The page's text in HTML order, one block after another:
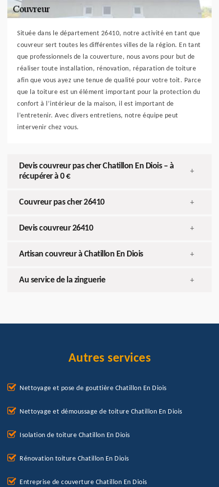
Située dans le département 26410, notre activité en tant que
couvreur sert toutes les différentes villes de la région. En tant
que professionnels de la couverture, nous avons pour but de
réaliser toute installation, rénovation, réparation de toiture
afin que vous ayez une tenue de qualité pour votre toit. Parce
que la toiture est un élément important pour la protection du
confort à l’intérieur de la maison, il est important de
l’entretenir. Avec divers entretiens, notre équipe peut
intervenir chez vous.
Devis couvreur pas cher Chatillon En Diois – à
récupérer à 0 €
+
Couvreur pas cher 26410 +
Devis couvreur 26410 +
Artisan couvreur à Chatillon En Diois +
Au service de la zinguerie +
Autres services
Nettoyage et pose de gouttière Chatillon En Diois
Nettoyage et démoussage de toiture Chatillon En Diois
Isolation de toiture Chatillon En Diois
Rénovation toiture Chatillon En Diois
Entreprise de couverture Chatillon En Diois